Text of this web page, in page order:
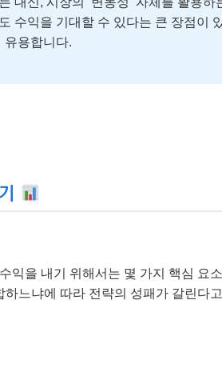
수익을 기대할 수 있다는 큰 장점이
유용합니다.
익을 내기 위해서는 몇 가지 핵심 요
느냐에 따라 전략의 성패가 갈린다